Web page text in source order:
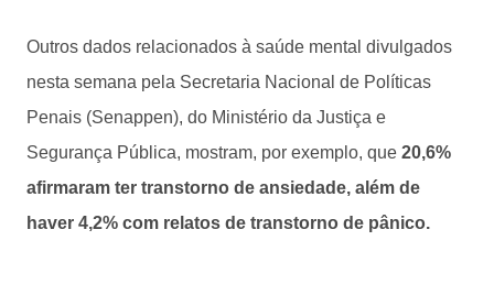
Outros dados relacionados à saúde mental divulgados
nesta semana pela Secretaria Nacional de Políticas
Penais (Senappen), do Ministério da Justiça e
Segurança Pública, mostram, por exemplo, que 20,6%
afirmaram ter transtorno de ansiedade, além de
haver 4,2% com relatos de transtorno de pânico.